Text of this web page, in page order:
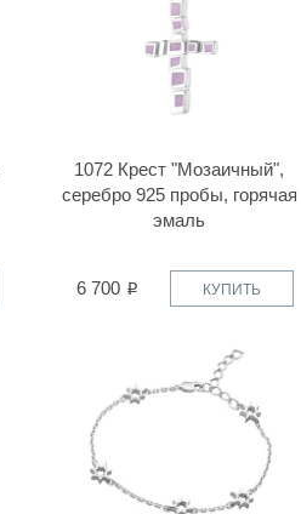
1072 Крест "Мозаичный",
серебро 925 пробы, горячая
эмаль
6 700 КУПИТЬ